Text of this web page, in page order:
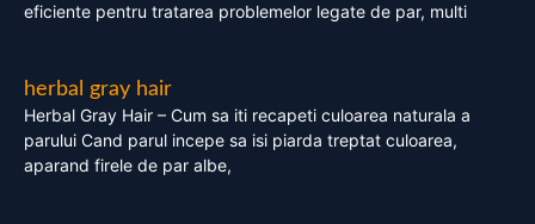
eficiente pentru tratarea problemelor legate de par, multi
herbal gray hair
Herbal Gray Hair – Cum sa iti recapeti culoarea naturala a
parului Cand parul incepe sa isi piarda treptat culoarea,
aparand firele de par albe,